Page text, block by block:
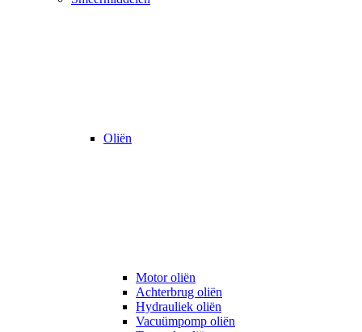
Oliën
Motor oliën
Achterbrug oliën
Hydrauliek oliën
Vacuümpomp oliën